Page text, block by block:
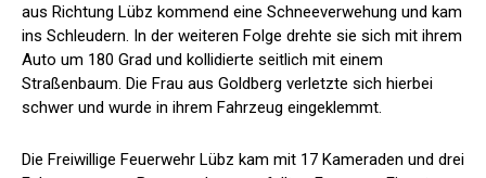
aus Richtung Lübz kommend eine Schneeverwehung und kam
ins Schleudern. In der weiteren Folge drehte sie sich mit ihrem
Auto um 180 Grad und kollidierte seitlich mit einem
Straßenbaum. Die Frau aus Goldberg verletzte sich hierbei
schwer und wurde in ihrem Fahrzeug eingeklemmt.
Die Freiwillige Feuerwehr Lübz kam mit 17 Kameraden und drei